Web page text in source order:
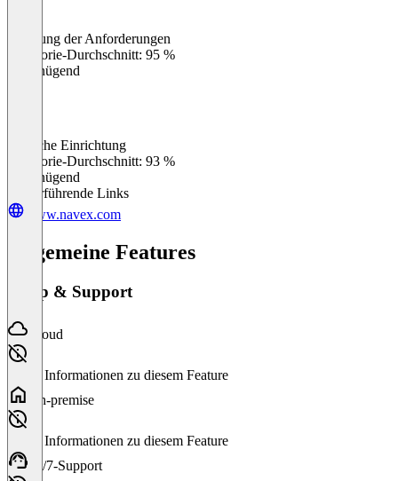
Erfüllung der Anforderungen
Kategorie-Durchschnitt: 95 %
Ungenügend
Einfache Einrichtung
Kategorie-Durchschnitt: 93 %
Ungenügend
Weiterführende Links
www.navex.com
Allgemeine Features
Setup & Support
Cloud
Keine Informationen zu diesem Feature
On-premise
Keine Informationen zu diesem Feature
24/7-Support